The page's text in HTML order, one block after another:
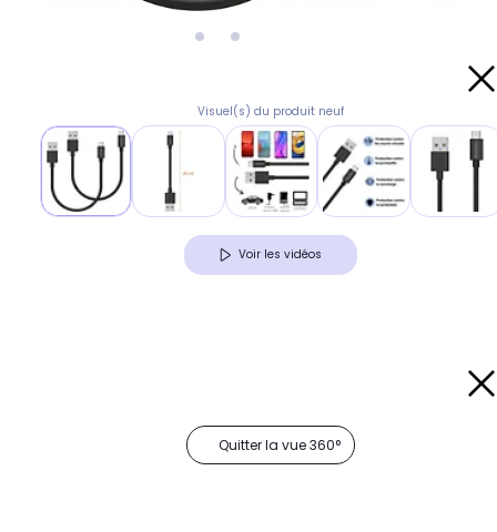
Visuel(s) du produit neuf
Voir les vidéos
Quitter la vue 360°